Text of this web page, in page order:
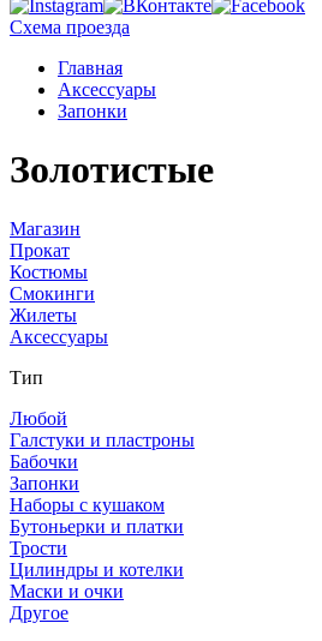
Схема проезда
Главная
Аксессуары
Запонки
Золотистые
Магазин
Прокат
Костюмы
Смокинги
Жилеты
Аксессуары
Тип
Любой
Галстуки и пластроны
Бабочки
Запонки
Наборы с кушаком
Бутоньерки и платки
Трости
Цилиндры и котелки
Маски и очки
Другое